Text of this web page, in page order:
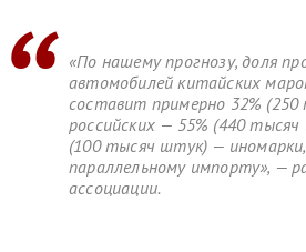
«По нашему прогнозу, доля
автомобилей китайских
составит примерно 32%
российских — 55% (440
(100 тысяч штук) — иномарки,
параллельному импорту», —
ассоциации.